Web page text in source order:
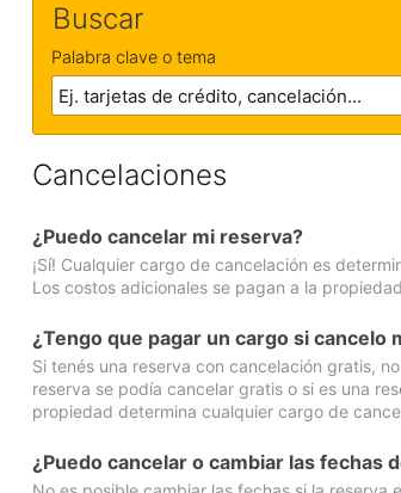
Buscar
Palabra clave o tema
Cancelaciones
¿Puedo cancelar mi reserva?
¡Sí! Cualquier cargo de cancelación es
Los costos adicionales se pagan a la
¿Tengo que pagar un cargo si cancelo
Si tenés una reserva con cancelación gratis,
reserva se podía cancelar gratis o si es una
propiedad determina cualquier cargo de
¿Puedo cancelar o cambiar las fechas